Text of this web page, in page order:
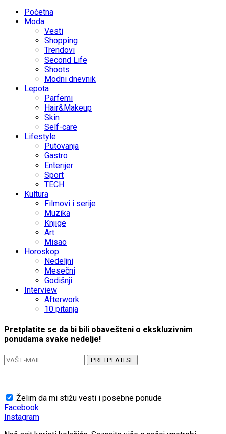
Početna
Moda
Vesti
Shopping
Trendovi
Second Life
Shoots
Modni dnevnik
Lepota
Parfemi
Hair&Makeup
Skin
Self-care
Lifestyle
Putovanja
Gastro
Enterijer
Sport
TECH
Kultura
Filmovi i serije
Muzika
Knjige
Art
Misao
Horoskop
Nedeljni
Mesečni
Godišnji
Interview
Afterwork
10 pitanja
Pretplatite se da bi bili obavešteni o ekskluzivnim
ponudama svake nedelje!
PRETPLATI SE
Želim da mi stižu vesti i posebne ponude
Facebook
Instagram